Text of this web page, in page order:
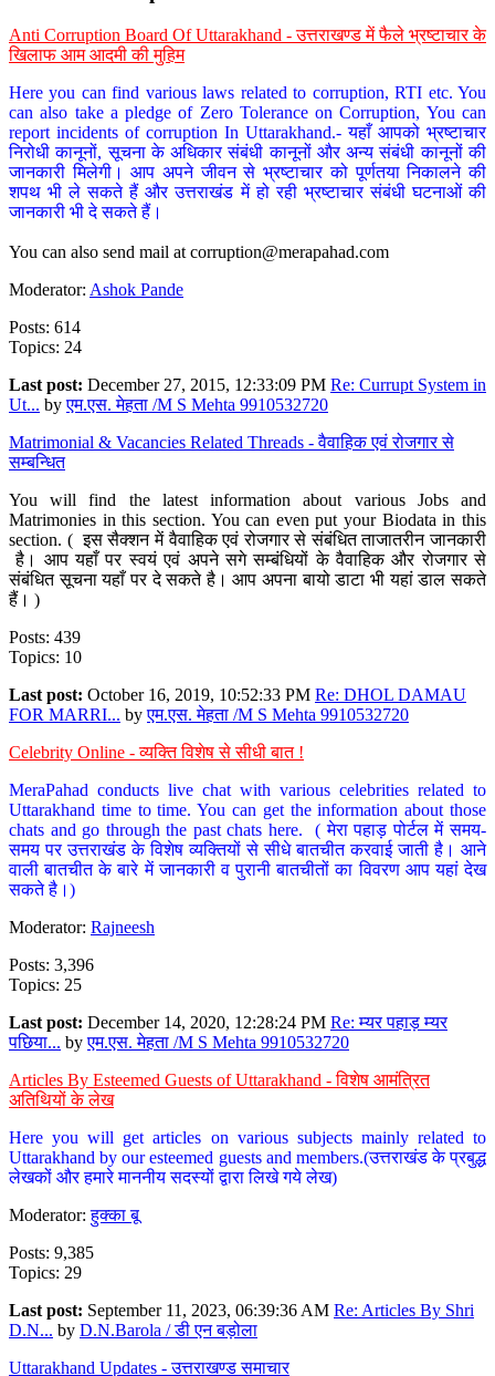
Anti Corruption Board Of Uttarakhand - उत्तराखण्ड में फैले भ्रष्टाचार के
खिलाफ आम आदमी की मुहिम
Here you can find various laws related to corruption, RTI etc. You
can also take a pledge of Zero Tolerance on Corruption, You can
report incidents of corruption In Uttarakhand.- यहाँ आपको भ्रष्टाचार
निरोधी कानूनों, सूचना के अधिकार संबंधी कानूनों और अन्य संबंधी कानूनों की
जानकारी मिलेगी। आप अपने जीवन से भ्रष्टाचार को पूर्णतया निकालने की
शपथ भी ले सकते हैं और उत्तराखंड में हो रही भ्रष्टाचार संबंधी घटनाओं की
जानकारी भी दे सकते हैं।
You can also send mail at corruption@merapahad.com
Moderator: Ashok Pande
Posts: 614
Topics: 24
Last post: December 27, 2015, 12:33:09 PM Re: Currupt System in
Ut... byएम.एस. मेहता /M S Mehta 9910532720
Matrimonial & Vacancies Related Threads - वैवाहिक एवं रोजगार से
सम्बन्धित
You will find the latest information about various Jobs and
Matrimonies in this section. You can even put your Biodata in this
section. ( इस सैक्शन में वैवाहिक एवं रोजगार से संबंधित ताजातरीन जानकारी
है। आप यहाँ पर स्वयं एवं अपने सगे सम्बंधियों के वैवाहिक और रोजगार से
संबंधित सूचना यहाँ पर दे सकते है। आप अपना बायो डाटा भी यहां डाल सकते
हैं। )
Posts: 439
Topics: 10
Last post: October 16, 2019, 10:52:33 PM Re: DHOL DAMAU
FOR MARRI... byएम.एस. मेहता /M S Mehta 9910532720
Celebrity Online - व्यक्ति विशेष से सीधी बात !
MeraPahad conducts live chat with various celebrities related to
Uttarakhand time to time. You can get the information about those
chats and go through the past chats here. ( मेरा पहाड़ पोर्टल में समय-
समय पर उत्तराखंड के विशेष व्यक्तियों से सीधे बातचीत करवाई जाती है। आने
वाली बातचीत के बारे में जानकारी व पुरानी बातचीतों का विवरण आप यहां देख
सकते है।)
Moderator: Rajneesh
Posts: 3,396
Topics: 25
Last post: December 14, 2020, 12:28:24 PM Re: म्यर पहाड़ म्यर
पछिया... byएम.एस. मेहता /M S Mehta 9910532720
Articles By Esteemed Guests of Uttarakhand - विशेष आमंत्रित
अतिथियों के लेख
Here you will get articles on various subjects mainly related to
Uttarakhand by our esteemed guests and members.(उत्तराखंड के प्रबुद्ध
लेखकों और हमारे माननीय सदस्यों द्वारा लिखे गये लेख)
Moderator:हुक्का बू
Posts: 9,385
Topics: 29
Last post: September 11, 2023, 06:39:36 AM Re: Articles By Shri
D.N... by D.N.Barola / डी एन बड़ोला
Uttarakhand Updates - उत्तराखण्ड समाचार